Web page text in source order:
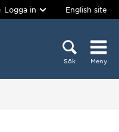
Logga in English site
Sök Meny